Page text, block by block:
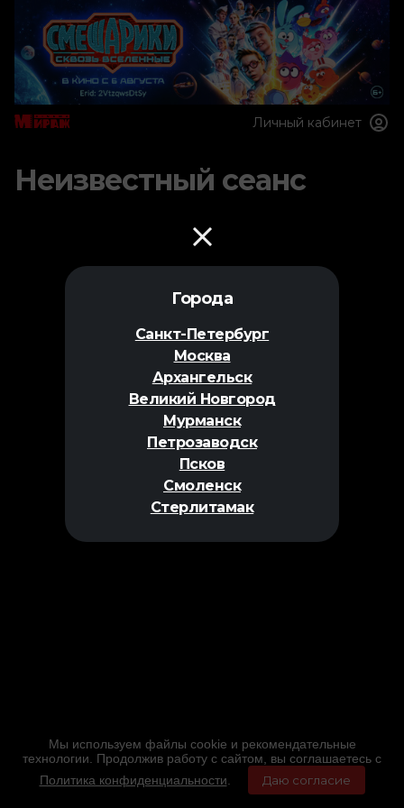
Города
Санкт-Петербург
Москва
Архангельск
Великий Новгород
Мурманск
Петрозаводск
Псков
Смоленск
Стерлитамак
Личный кабинет
Неизвестный сеанс
Мы используем файлы cookie и рекомендательные
технологии. Продолжив работу с сайтом, вы соглашаетесь с
Политика конфиденциальности
Даю согласие